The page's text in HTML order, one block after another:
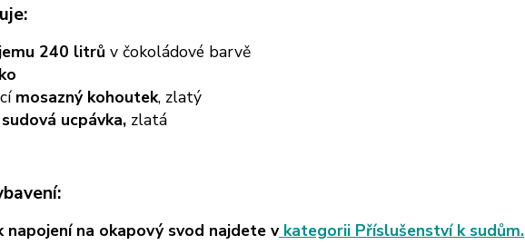
240 litrů v čokoládové barvě
mosazný kohoutek, zlatý
ucpávka, zlatá
napojení na okapový svod najdete vkategorii Příslušenství k sudům.